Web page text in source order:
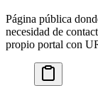
Página pública
necesidad de
propio portal con